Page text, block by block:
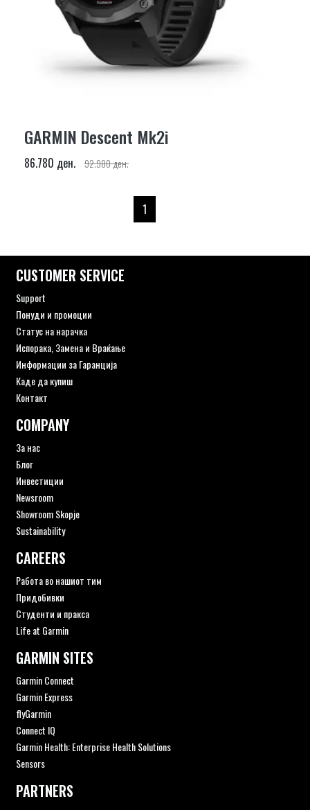
GARMIN Descent Mk2i
86.780 ден. 92.980 ден.
1
CUSTOMER SERVICE
Support
Понуди и промоции
Статус на нарачка
Испорака, Замена и Враќање
Информации за Гаранција
Каде да купиш
Контакт
COMPANY
За нас
Блог
Инвестиции
Newsroom
Showroom Skopje
Sustainability
CAREERS
Работа во нашиот тим
Придобивки
Студенти и пракса
Life at Garmin
GARMIN SITES
Garmin Connect
Garmin Express
flyGarmin
Connect IQ
Garmin Health: Enterprise Health Solutions
Sensors
PARTNERS